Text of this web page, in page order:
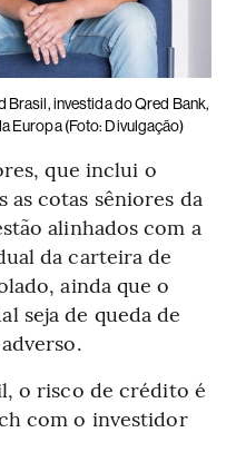
Brasil, investida do Qred Bank,
Europa (Foto: Divulgação)
que inclui o
cotas sêniores da
alinhados com a
da carteira de
ainda que o
seja de queda de
o risco de crédito é
com o investidor